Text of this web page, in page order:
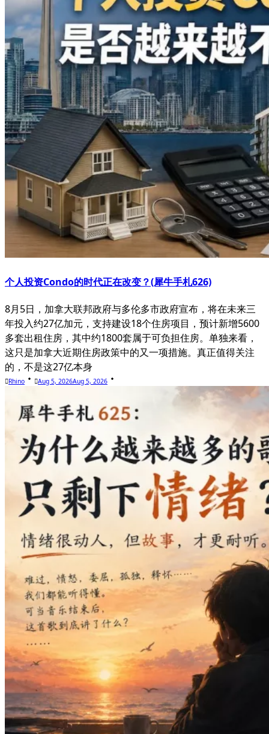
个人投资Condo的时代正在改变？(犀牛手札626)
8月5日，加拿大联邦政府与多伦多市政府宣布，将在未来三
年投入约27亿加元，支持建设18个住房项目，预计新增5600
多套出租住房，其中约1800套属于可负担住房。单独来看，
这只是加拿大近期住房政策中的又一项措施。真正值得关注
的，不是这27亿本身
Rhino Aug 5, 2026Aug 5, 2026